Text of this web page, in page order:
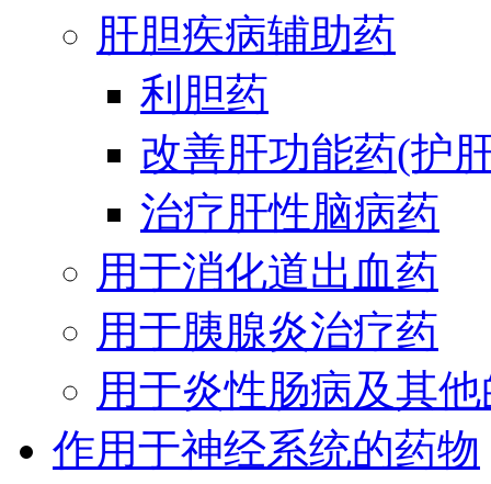
肝胆疾病辅助药
利胆药
改善肝功能药(护
治疗肝性脑病药
用于消化道出血药
用于胰腺炎治疗药
用于炎性肠病及其
作用于神经系统的药物